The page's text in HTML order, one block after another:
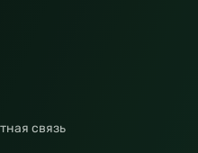
связь